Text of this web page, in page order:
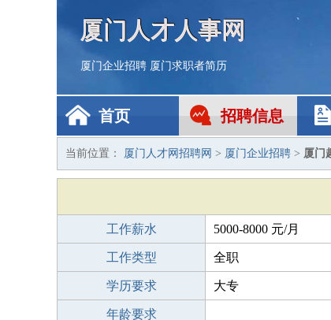
厦门人才人事网
厦门企业招聘 厦门求职者简历
首页 招聘信息
当前位置： 厦门人才网招聘网 > 厦门企业招聘 > 厦门
工作薪水 5000-8000 元/月
工作类型 全职
学历要求 大专
年龄要求